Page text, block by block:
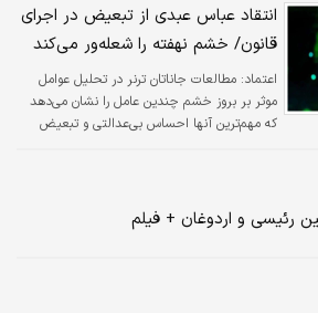
انتقاد عباس عبدی از تبعیض در اجرای
قانون/ خشم نهفته را شعله‌ور می‌کند
اعتماد: مطالعات جاناتان ترنر در تحلیل عوامل
موثر بر بروز خشم چندین عامل را نشان می‌دهد
که مهم‌ترین آنها احساس بی‌عدالتی و تبعیض
رئیسی و اردوغان + فیلم